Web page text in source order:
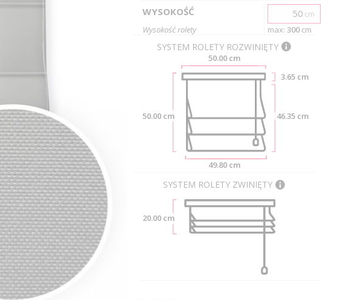
WYSOKOŚĆ
Wysokość rolety
cm
max: 300cm
SYSTEM ROLETY ROZWINIĘTY
50.00 cm
49.80 cm
50.00 cm
3.65 cm
46.35 cm
SYSTEM ROLETY ZWINIĘTY
20.00 cm